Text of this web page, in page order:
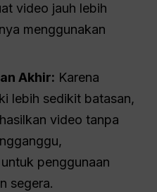
video jauh lebih
menggunakan
Akhir: Karena
lebih sedikit batasan,
video tanpa
penggunaan
segera.